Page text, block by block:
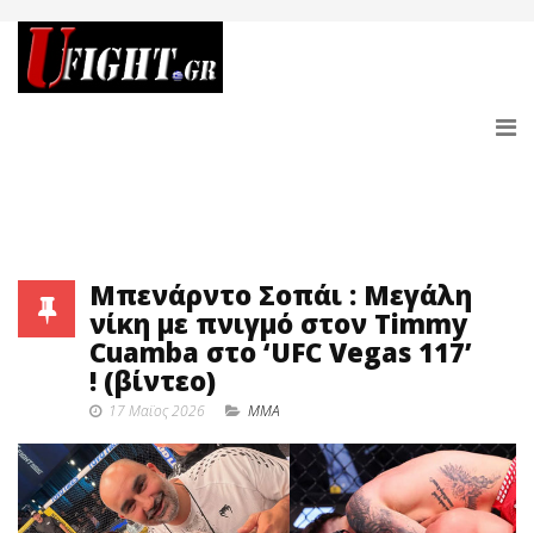
Μπενάρντο Σοπάι : Μεγάλη
νίκη με πνιγμό στον Timmy
Cuamba στο ‘UFC Vegas 117’
! (βίντεο)
17 Μαϊος 2026 MMA